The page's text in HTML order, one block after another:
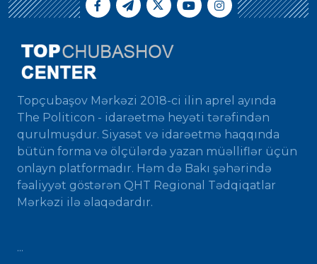
Topçubaşov Mərkəzi 2018-ci ilin aprel ayında
The Politicon - idarəetmə heyəti tərəfindən
qurulmuşdur. Siyasət və idarəetmə haqqında
bütün forma və ölçülərdə yazan müəlliflər üçün
onlayn platformadır. Həm də Bakı şəhərində
fəaliyyət göstərən QHT Regional Tədqiqatlar
Mərkəzi ilə əlaqədardır.
...